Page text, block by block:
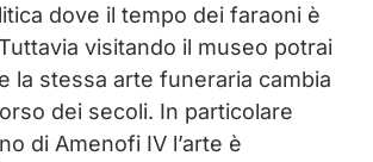
dove il tempo dei faraoni è
visitando il museo potrai
la stessa arte funeraria cambia
dei secoli. In particolare
di Amenofi IV l’arte è